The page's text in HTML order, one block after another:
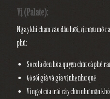
Vị (Palate):
Ngay khi chạm vào đầu lưỡi, vị rượu mở
phú:
Socola đen hòa quyện chútcà phê
Gỗ sồi già và gia vị nhẹ như quế
Vị ngọt của trái cây chín nhưmận